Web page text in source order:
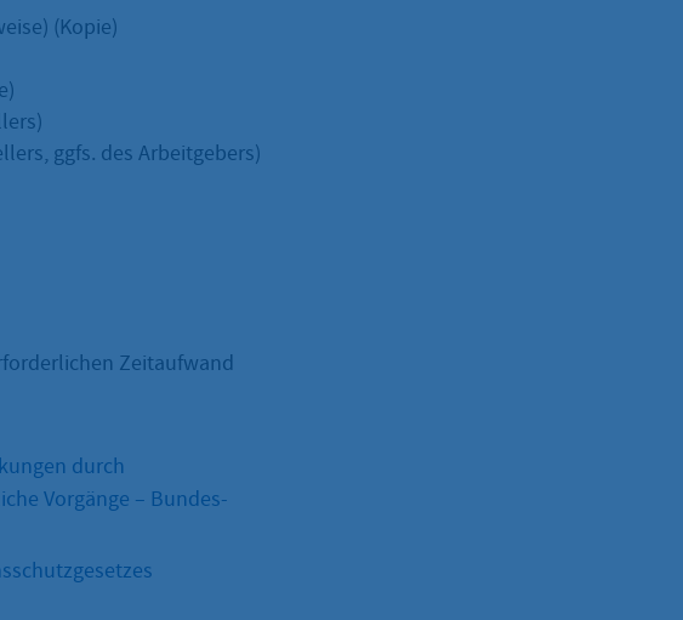
(Kopie)
ggfs. des Arbeitgebers)
Zeitaufwand
durch
Vorgänge – Bundes-